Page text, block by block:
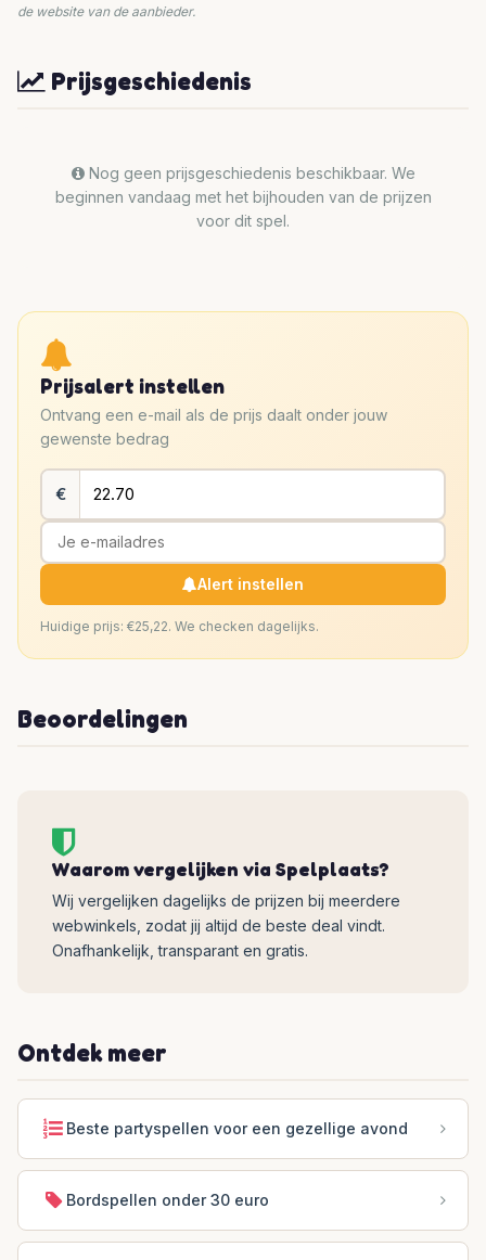
de website van de aanbieder.
Prijsgeschiedenis
Nog geen prijsgeschiedenis beschikbaar. We
beginnen vandaag met het bijhouden van de prijzen
voor dit spel.
Prijsalert instellen
Ontvang een e-mail als de prijs daalt onder jouw
gewenste bedrag
€
Alert instellen
Huidige prijs: €25,22. We checken dagelijks.
Beoordelingen
Waarom vergelijken via Spelplaats?
Wij vergelijken dagelijks de prijzen bij meerdere
webwinkels, zodat jij altijd de beste deal vindt.
Onafhankelijk, transparant en gratis.
Ontdek meer
Beste partyspellen voor een gezellige avond
Bordspellen onder 30 euro